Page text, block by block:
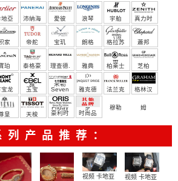
地亞 沛納海 愛彼 浪琴 宇舶
（恒
宝）
真力时
家 帝舵 宝玑 朗格 格拉苏
蒂
蕭邦
珀 泰格豪
雅
理查德.
米勒
雅典 柏莱士 芝柏
宝龙 玉宝 Seven
Friday
雅克德
罗
法兰克
穆勒
格林汉
姆
皇 天梭 豪利时 时尚品
牌/原单
列产品推荐：
视频 卡地亚
视频 卡地亚